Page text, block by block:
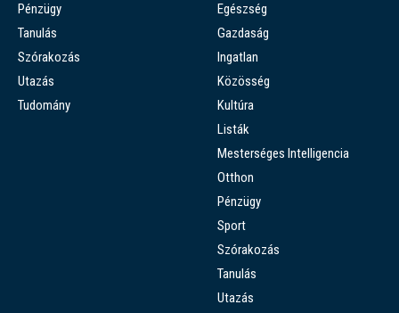
Pénzügy
Tanulás
Szórakozás
Utazás
Tudomány
Egészség
Gazdaság
Ingatlan
Közösség
Kultúra
Listák
Mesterséges Intelligencia
Otthon
Pénzügy
Sport
Szórakozás
Tanulás
Utazás